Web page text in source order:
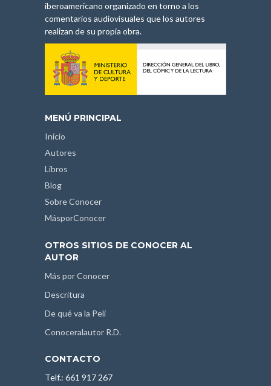
iberoamericano organizado en torno a los
comentarios audiovisuales que los autores
realizan de su propia obra.
MENÚ PRINCIPAL
Inicio
Autores
Libros
Blog
Sobre Conocer
MásporConocer
OTROS SITIOS DE CONOCER AL
AUTOR
Más por Conocer
Descritura
De qué va la Peli
Conoceralautor R.D.
CONTACTO
Telf.: 661 917 267